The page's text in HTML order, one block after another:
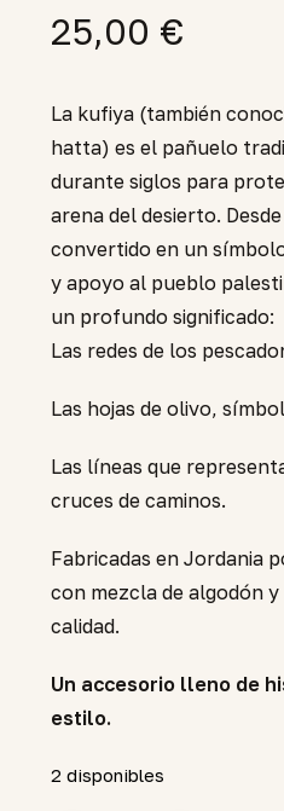
25,00 €
La kufiya (también
hatta) es el pañuelo
durante siglos para
arena del desierto.
convertido en un
y apoyo al pueblo
un profundo significado:
Las redes de los
Las hojas de olivo,
Las líneas que
cruces de caminos.
Fabricadas en Jordania
con mezcla de algodón
calidad.
Un accesorio lleno de
estilo.
2 disponibles